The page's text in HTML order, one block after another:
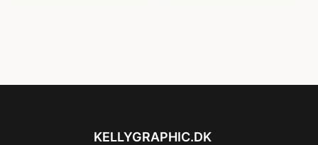
KELLYGRAPHIC.DK